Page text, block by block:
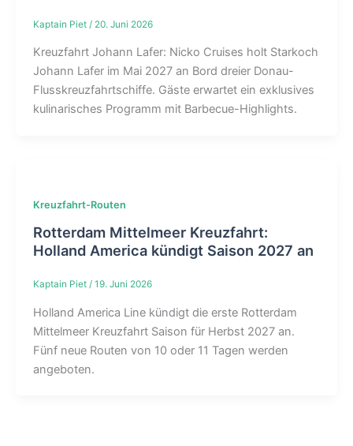
Kaptain Piet / 20. Juni 2026
Kreuzfahrt Johann Lafer: Nicko Cruises holt Starkoch
Johann Lafer im Mai 2027 an Bord dreier Donau-
Flusskreuzfahrtschiffe. Gäste erwartet ein exklusives
kulinarisches Programm mit Barbecue-Highlights.
Kreuzfahrt-Routen
Rotterdam Mittelmeer Kreuzfahrt:
Holland America kündigt Saison 2027 an
Kaptain Piet / 19. Juni 2026
Holland America Line kündigt die erste Rotterdam
Mittelmeer Kreuzfahrt Saison für Herbst 2027 an.
Fünf neue Routen von 10 oder 11 Tagen werden
angeboten.